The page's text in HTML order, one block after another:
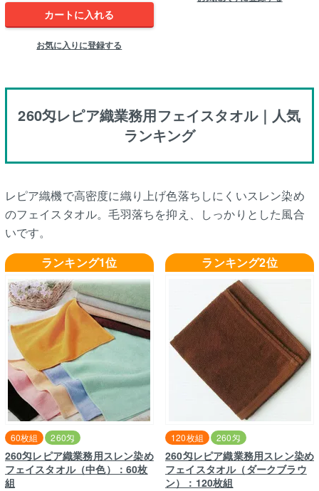
カートに入れる
お気に入りに登録する
260匁レピア織業務用フェイスタオル｜人気
ランキング
レピア織機で高密度に織り上げ色落ちしにくいスレン染め
のフェイスタオル。毛羽落ちを抑え、しっかりとした風合
いです。
ランキング1位
260匁レピア織業務用スレン染め
フェイスタオル（中色）：60枚
組
60枚組 260匁
ランキング2位
260匁レピア織業務用スレン染め
フェイスタオル（ダークブラウ
ン）：120枚組
120枚組 260匁